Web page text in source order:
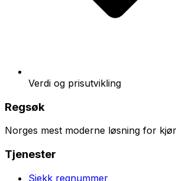
Verdi og prisutvikling
Regsøk
Norges mest moderne løsning for
Tjenester
Sjekk regnummer